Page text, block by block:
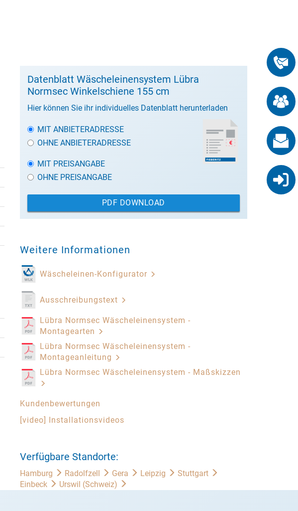
Datenblatt Wäscheleinensystem Lübra
Normsec Winkelschiene 155 cm
Hier können Sie ihr individuelles Datenblatt herunterladen
MIT ANBIETERADRESSE
OHNE ANBIETERADRESSE
MIT PREISANGABE
OHNE PREISANGABE
PDF DOWNLOAD
Weitere Informationen
Wäscheleinen-Konfigurator
Ausschreibungstext
Lübra Normsec Wäscheleinensystem -
Montagearten
Lübra Normsec Wäscheleinensystem -
Montageanleitung
Lübra Normsec Wäscheleinensystem - Maßskizzen
Kundenbewertungen
[video] Installationsvideos
Verfügbare Standorte:
Hamburg Radolfzell Gera Leipzig
Stuttgart
Einbeck
Urswil (Schweiz)